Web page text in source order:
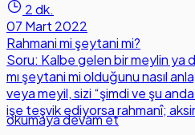
2 dk.
07 Mart 2022
Rahmani mi şeytani mi?
Soru: Kalbe gelen bir meylin ya
mı şeytani mi olduğunu nasıl
veya meyil, sizi “şimdi ve şu
işe teşvik ediyorsa rahmanî;
okumaya devam et